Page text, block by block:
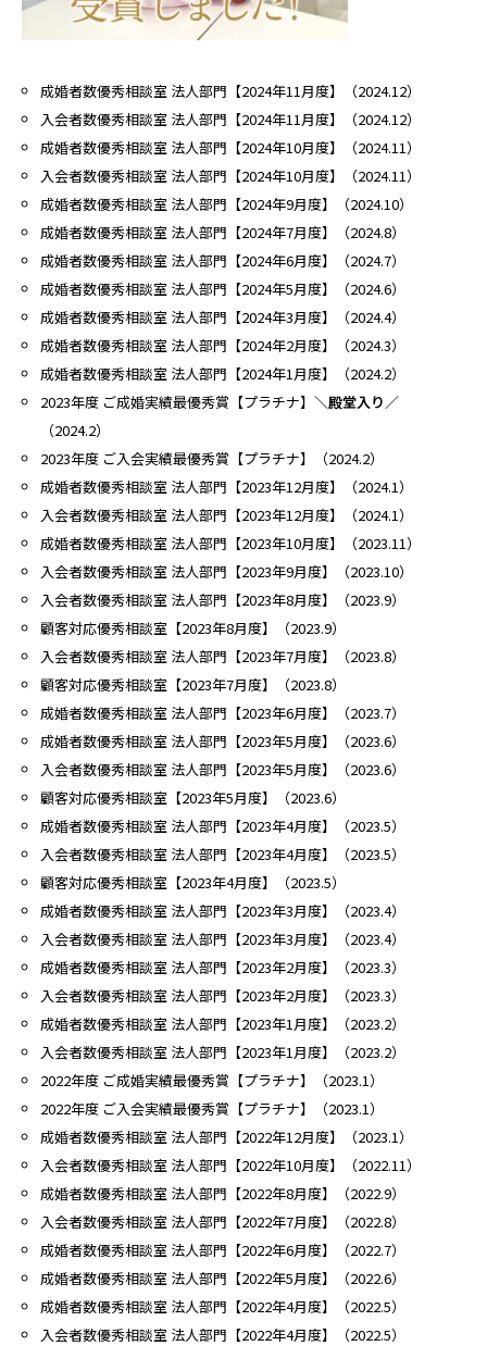
成婚者数優秀相談室 法人部門【2024年11月度】（2024.12）
入会者数優秀相談室 法人部門【2024年11月度】（2024.12）
成婚者数優秀相談室 法人部門【2024年10月度】（2024.11）
入会者数優秀相談室 法人部門【2024年10月度】（2024.11）
成婚者数優秀相談室 法人部門【2024年9月度】（2024.10）
成婚者数優秀相談室 法人部門【2024年7月度】（2024.8）
成婚者数優秀相談室 法人部門【2024年6月度】（2024.7）
成婚者数優秀相談室 法人部門【2024年5月度】（2024.6）
成婚者数優秀相談室 法人部門【2024年3月度】（2024.4）
成婚者数優秀相談室 法人部門【2024年2月度】（2024.3）
成婚者数優秀相談室 法人部門【2024年1月度】（2024.2）
2023年度 ご成婚実績最優秀賞【プラチナ】 ＼殿堂入り／
（2024.2）
2023年度 ご入会実績最優秀賞【プラチナ】（2024.2）
成婚者数優秀相談室 法人部門【2023年12月度】（2024.1）
入会者数優秀相談室 法人部門【2023年12月度】（2024.1）
成婚者数優秀相談室 法人部門【2023年10月度】（2023.11）
入会者数優秀相談室 法人部門【2023年9月度】（2023.10）
入会者数優秀相談室 法人部門【2023年8月度】（2023.9）
顧客対応優秀相談室【2023年8月度】（2023.9）
入会者数優秀相談室 法人部門【2023年7月度】（2023.8）
顧客対応優秀相談室【2023年7月度】（2023.8）
成婚者数優秀相談室 法人部門【2023年6月度】（2023.7）
成婚者数優秀相談室 法人部門【2023年5月度】（2023.6）
入会者数優秀相談室 法人部門【2023年5月度】（2023.6）
顧客対応優秀相談室【2023年5月度】（2023.6）
成婚者数優秀相談室 法人部門【2023年4月度】（2023.5）
入会者数優秀相談室 法人部門【2023年4月度】（2023.5）
顧客対応優秀相談室【2023年4月度】（2023.5）
成婚者数優秀相談室 法人部門【2023年3月度】（2023.4）
入会者数優秀相談室 法人部門【2023年3月度】（2023.4）
成婚者数優秀相談室 法人部門【2023年2月度】（2023.3）
入会者数優秀相談室 法人部門【2023年2月度】（2023.3）
成婚者数優秀相談室 法人部門【2023年1月度】（2023.2）
入会者数優秀相談室 法人部門【2023年1月度】（2023.2）
2022年度 ご成婚実績最優秀賞【プラチナ】（2023.1）
2022年度 ご入会実績最優秀賞【プラチナ】（2023.1）
成婚者数優秀相談室 法人部門【2022年12月度】（2023.1）
入会者数優秀相談室 法人部門【2022年10月度】（2022.11）
成婚者数優秀相談室 法人部門【2022年8月度】（2022.9）
入会者数優秀相談室 法人部門【2022年7月度】（2022.8）
成婚者数優秀相談室 法人部門【2022年6月度】（2022.7）
成婚者数優秀相談室 法人部門【2022年5月度】（2022.6）
成婚者数優秀相談室 法人部門【2022年4月度】（2022.5）
入会者数優秀相談室 法人部門【2022年4月度】（2022.5）